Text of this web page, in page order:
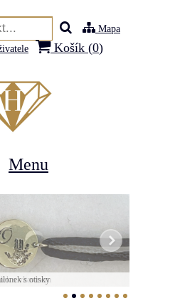
Mapa
Košík (0)
Menu
s vltavínem
s otisky